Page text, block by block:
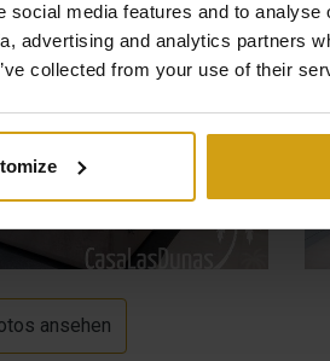
media features and to
advertising and analytics partners
collected from your use of their
ansehen